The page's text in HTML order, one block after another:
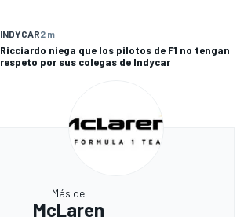
INDYCAR2 m
Ricciardo niega que los pilotos de F1 no tengan
respeto por sus colegas de Indycar
Más de
McLaren